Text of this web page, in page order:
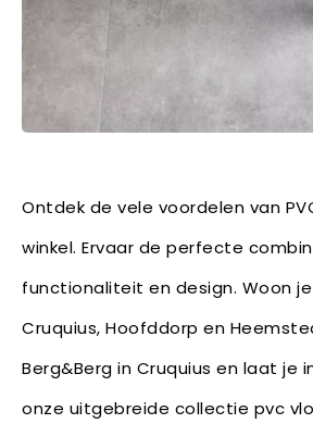
Ontdek de vele voordelen van
winkel. Ervaar de perfecte
functionaliteit en design. Woon
Cruquius, Hoofddorp en
Berg&Berg in Cruquius en laat je
onze uitgebreide collectie pvc